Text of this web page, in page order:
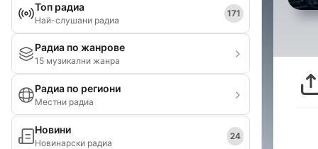
Топ радиа
Най-слушани радиа
171
Радиа по жанрове
15 музикални жанра
Радиа по региони
Местни радиа
Новини
Новинарски радиа
24